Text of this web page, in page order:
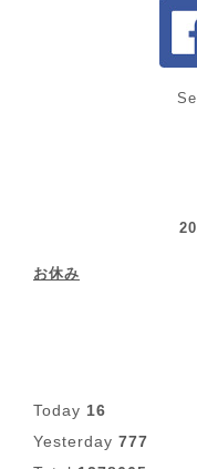
お休み
Today 16
Yesterday 777